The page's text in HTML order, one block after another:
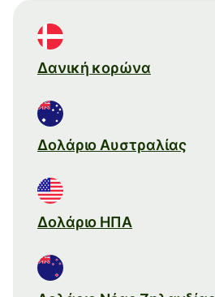
Δανική κορώνα
Δολάριο Αυστραλίας
Δολάριο ΗΠΑ